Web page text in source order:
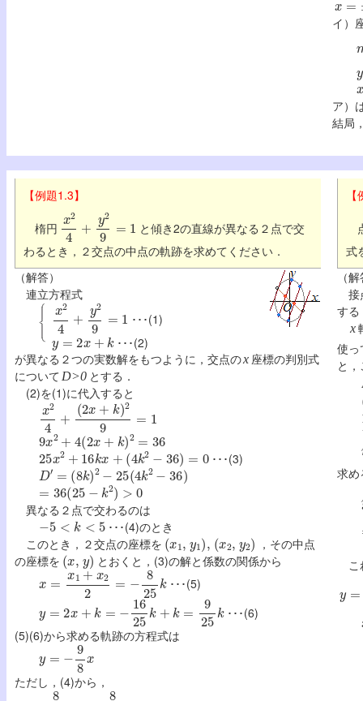
イ）
x
ア）
結局
【例題1.3】
楕円 x24 29
と傾き2の直線が異なる２点で交
わるとき，２交点の中点の軌跡を求めてください．
（解答）
連立方程式
x24 29 ･･･(1)
y= k
･･･(2)
が異なる２つの実数解をもつように，交点のx 座標の判別式
について D>0 とする．
(2)を(1)に代入すると
x24 2x+k)29=1
9x2 2 +k = 36
25 2+16kx +( 4k2 −36)= ･･･(3)
D′=( 8k )2−25 (4 k2−36)
=36( 25−k )>0
異なる２点で交わるのは
−5< k<5
･･･(4)のとき
このとき，２交点の座標を (x ) x
，その中点
の座標を (x , ) とおくと，(3)の解と係数の関係から
x =x 1+x 22 =−8 25 k ･･･(5)
=− +k= 25
･･･(6)
(5)(6)から求める軌跡の方程式は
y x
ただし，(4)から，
− 85< x< 85
式
（
接
する
x
使っ
と
求め
こ